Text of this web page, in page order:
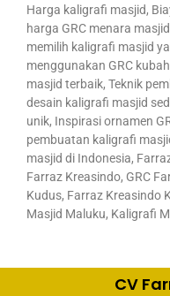
Harga kaligrafi masjid,
harga GRC menara
memilih kaligrafi masjid
menggunakan GRC
masjid terbaik, Teknik
desain kaligrafi masjid
unik, Inspirasi ornamen
pembuatan kaligrafi
masjid di Indonesia,
Farraz Kreasindo, GRC
Kudus, Farraz Kreasindo
Masjid Maluku, Kaligrafi
CV